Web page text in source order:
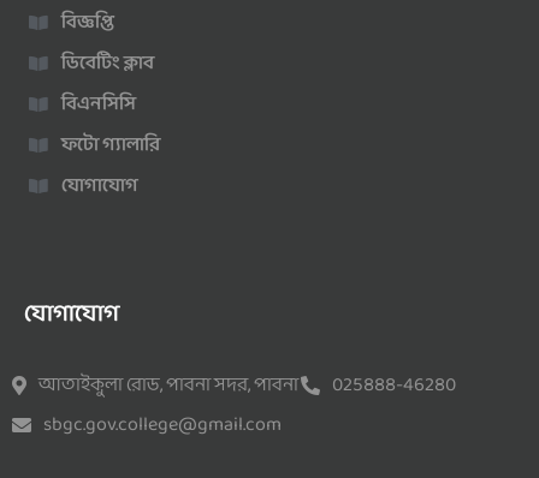
বিজ্ঞপ্তি
ডিবেটিং ক্লাব
বিএনসিসি
ফটো গ্যালারি
যোগাযোগ
যোগাযোগ
আতাইকুলা রোড, পাবনা সদর, পাবনা
025888-46280
sbgc.gov.college@gmail.com